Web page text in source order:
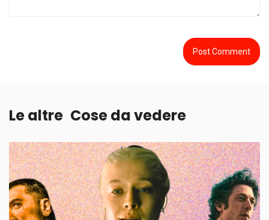
Le altre Cose da vedere